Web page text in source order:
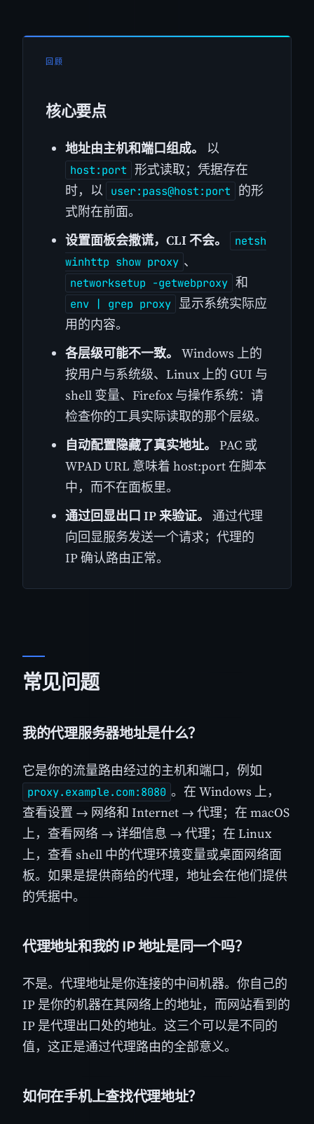
回顾
核心要点
地址由主机和端口组成。 以
host:port 形式读取；凭据存在
时，以
user:pass@host:port
的形
式附在前面。
设置面板会撒谎，CLI 不会。
netsh
winhttp show proxy 、
networksetup -getwebproxy 和
env | grep proxy 显示系统实际应
用的内容。
各层级可能不一致。 Windows 上的
按用户与系统级、Linux 上的 GUI 与
shell 变量、Firefox 与操作系统：请
检查你的工具实际读取的那个层级。
自动配置隐藏了真实地址。 PAC 或
WPAD URL 意味着 host:port 在脚本
中，而不在面板里。
通过回显出口 IP 来验证。 通过代理
向回显服务发送一个请求；代理的
IP 确认路由正常。
常见问题
我的代理服务器地址是什么？
它是你的流量路由经过的主机和端口，例如
proxy.example.com:8080 。在 Windows 上，
查看设置 → 网络和 Internet → 代理；在 macOS
上，查看网络 → 详细信息 → 代理；在 Linux
上，查看 shell 中的代理环境变量或桌面网络面
板。如果是提供商给的代理，地址会在他们提供
的凭据中。
代理地址和我的 IP 地址是同一个吗？
不是。代理地址是你连接的中间机器。你自己的
IP 是你的机器在其网络上的地址，而网站看到的
IP 是代理出口处的地址。这三个可以是不同的
值，这正是通过代理路由的全部意义。
如何在手机上查找代理地址？